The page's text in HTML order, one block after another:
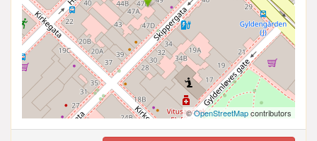
©OpenStreetMapcontributors